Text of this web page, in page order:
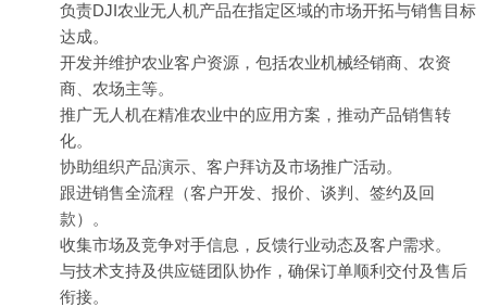
负责DJI农业无人机产品在指定区域的市场开拓与销售目标
达成。
开发并维护农业客户资源，包括农业机械经销商、农资
商、农场主等。
推广无人机在精准农业中的应用方案，推动产品销售转
化。
协助组织产品演示、客户拜访及市场推广活动。
跟进销售全流程（客户开发、报价、谈判、签约及回
款）。
收集市场及竞争对手信息，反馈行业动态及客户需求。
与技术支持及供应链团队协作，确保订单顺利交付及售后
衔接。